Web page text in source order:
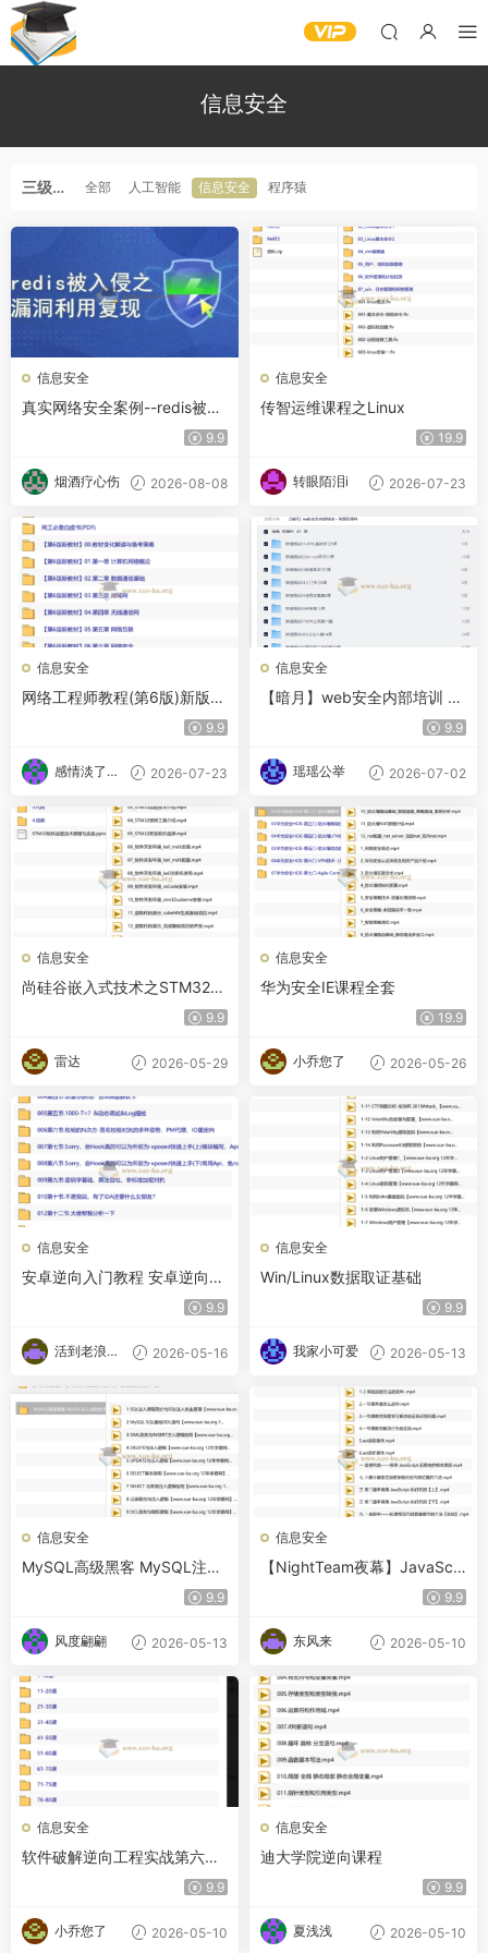
信息安全
三级分
全部 人工智能 信息安全 程序猿
信息安全
真实网络安全案例--redis被入
9.9
烟酒疗心伤 2026-08-08
信息安全
传智运维课程之Linux
19.9
转眼陌泪i 2026-07-23
信息安全
网络工程师教程(第6版)新版教
9.9
感情淡了请
2026-07-23
信息安全
【暗月】web安全内部培训 -
9.9
瑶瑶公举 2026-07-02
信息安全
尚硅谷嵌入式技术之STM32加
9.9
雷达 2026-05-29
信息安全
华为安全IE课程全套
19.9
小乔您了 2026-05-26
信息安全
安卓逆向入门教程 安卓逆向这
9.9
活到老浪到
2026-05-16
信息安全
Win/Linux数据取证基础
9.9
我家小可爱 2026-05-13
信息安全
MySQL高级黑客 MySQL注入
攻防技术内幕-第一部分视频课
9.9
风度翩翩 2026-05-13
信息安全
【NightTeam夜幕】JavaScri
9.9
东风来 2026-05-10
信息安全
软件破解逆向工程实战第六期-
DLL黑客作弊开发训练营
9.9
小乔您了 2026-05-10
信息安全
迪大学院逆向课程
9.9
夏浅浅 2026-05-10